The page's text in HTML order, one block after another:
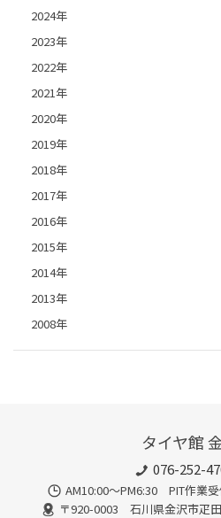
2024年
2023年
2022年
2021年
2020年
2019年
2018年
2017年
2016年
2015年
2014年
2013年
2008年
タイヤ館
076-252-
AM10:00～PM6:30 PIT作業受
〒920-0003 石川県金沢市疋